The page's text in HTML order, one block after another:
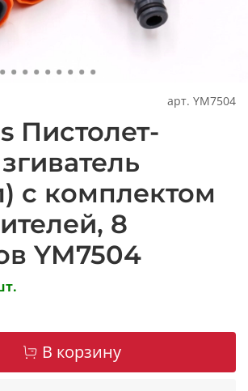
арт. YM7504
Пистолет-
с комплектом
8
YM7504
В корзину